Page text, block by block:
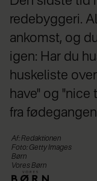
redebyggeri.
ankomst, og
igen: Har du
huskeliste
have" og "nice
fra
Af: Redaktionen
Foto: Getty Images
Børn
Vores Børn